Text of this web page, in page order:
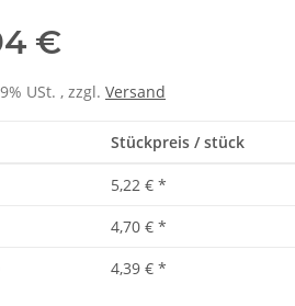
€
USt. , zzgl. Versand
Stückpreis / stück
5,22 € *
4,70 € *
4,39 € *